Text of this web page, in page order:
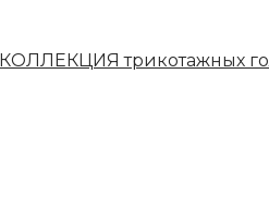
трикотажных